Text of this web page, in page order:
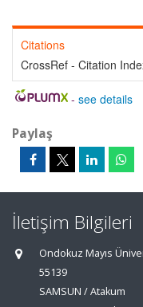
Citations
CrossRef - Citation
- see details
Paylaş
İletişim Bilgileri
Ondokuz Mayıs
55139
SAMSUN / Atakum